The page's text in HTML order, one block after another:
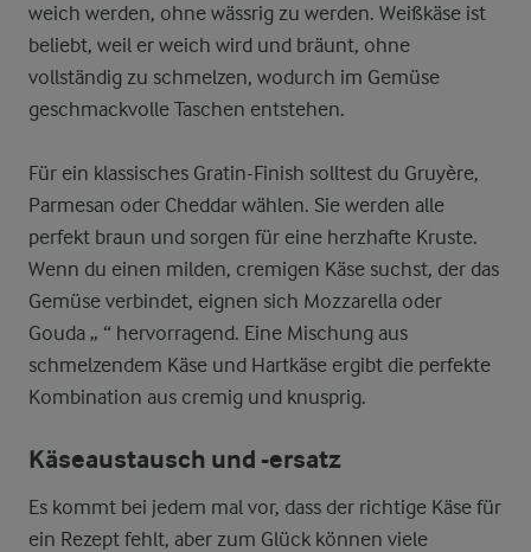
weich werden, ohne wässrig zu werden. Weißkäse ist
beliebt, weil er weich wird und bräunt, ohne
vollständig zu schmelzen, wodurch im Gemüse
geschmackvolle Taschen entstehen.
Für ein klassisches Gratin-Finish solltest du Gruyère,
Parmesan oder Cheddar wählen. Sie werden alle
perfekt braun und sorgen für eine herzhafte Kruste.
Wenn du einen milden, cremigen Käse suchst, der das
Gemüse verbindet, eignen sich Mozzarella oder
Gouda „ “ hervorragend. Eine Mischung aus
schmelzendem Käse und Hartkäse ergibt die perfekte
Kombination aus cremig und knusprig.
Käseaustausch und -ersatz
Es kommt bei jedem mal vor, dass der richtige Käse für
ein Rezept fehlt, aber zum Glück können viele